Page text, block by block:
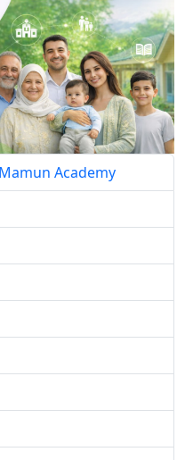
Academy